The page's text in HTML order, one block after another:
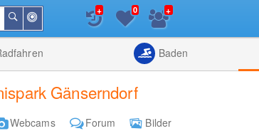
der
Suchen
Listenansicht
+ 0 +
Baden
Gänserndorf
Webcams Forum
Bilder